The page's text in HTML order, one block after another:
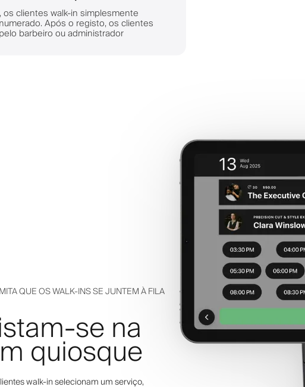
clientes walk-in simplesmente
Após o registo, os clientes
barbeiro ou administrador
QUE OS WALK-INS SE JUNTEM À FILA
se na
quiosque
walk-in selecionam um serviço,